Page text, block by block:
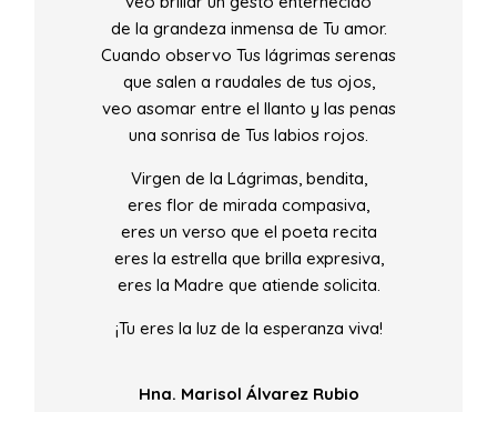
de la grandeza inmensa de Tu amor.
Cuando observo Tus lágrimas serenas
que salen a raudales de tus ojos,
veo asomar entre el llanto y las penas
una sonrisa de Tus labios rojos.
Virgen de la Lágrimas, bendita,
eres flor de mirada compasiva,
eres un verso que el poeta recita
eres la estrella que brilla expresiva,
eres la Madre que atiende solicita.
¡Tu eres la luz de la esperanza viva!
Hna. Marisol Álvarez Rubio